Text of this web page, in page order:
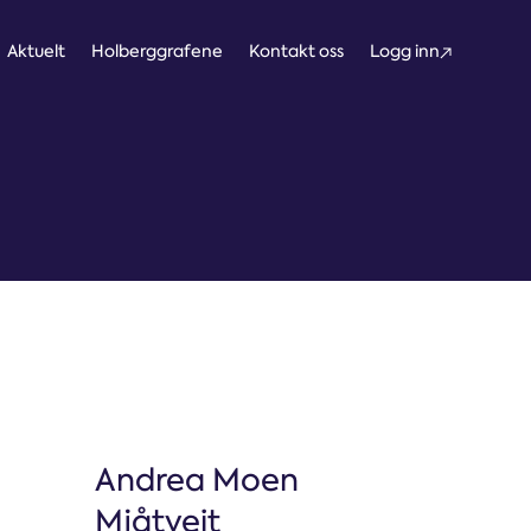
Aktuelt Holberggrafene Kontakt oss Logg inn
Andrea Moen
Mjåtveit